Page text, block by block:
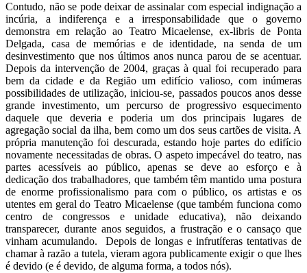
Contudo, não se pode deixar de assinalar com especial indignação a
incúria, a indiferença e a irresponsabilidade que o governo
demonstra em relação ao Teatro Micaelense, ex-libris de Ponta
Delgada, casa de memórias e de identidade, na senda de um
desinvestimento que nos últimos anos nunca parou de se acentuar.
Depois da intervenção de 2004, graças à qual foi recuperado para
bem da cidade e da Região um edifício valioso, com inúmeras
possibilidades de utilização, iniciou-se, passados poucos anos desse
grande investimento, um percurso de progressivo esquecimento
daquele que deveria e poderia um dos principais lugares de
agregação social da ilha, bem como um dos seus cartões de visita. A
própria manutenção foi descurada, estando hoje partes do edifício
novamente necessitadas de obras. O aspeto impecável do teatro, nas
partes acessíveis ao público, apenas se deve ao esforço e à
dedicação dos trabalhadores, que também têm mantido uma postura
de enorme profissionalismo para com o público, os artistas e os
utentes em geral do Teatro Micaelense (que também funciona como
centro de congressos e unidade educativa), não deixando
transparecer, durante anos seguidos, a frustração e o cansaço que
vinham acumulando. Depois de longas e infrutíferas tentativas de
chamar à razão a tutela, vieram agora publicamente exigir o que lhes
é devido (e é devido, de alguma forma, a todos nós).